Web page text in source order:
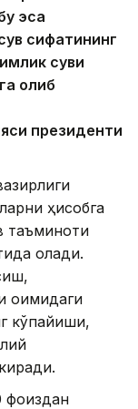
эса
сув сифатининг
суви
олиб
президенти
ҳисобга
таъминоти
қолади.
оқимидаги
кўпайиши,
фоиздан